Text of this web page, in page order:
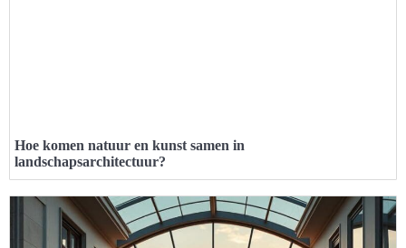
Hoe komen natuur en kunst samen in
landschapsarchitectuur?